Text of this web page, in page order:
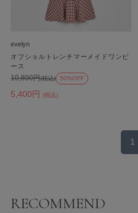
evelyn
オフショルトレンチマーメイドワンピ
ース
5,400円 (税込)
10,800円(税込) 50%OFF
1
RECOMMEND